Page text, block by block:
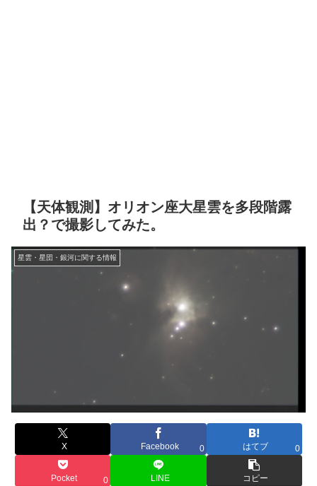
【天体観測】オリオン座大星雲を多段階露
出？で撮影してみた。
星雲・星団・銀河に関する情報
X Facebook 0 はてブ 0
Pocket 0 LINE コピー